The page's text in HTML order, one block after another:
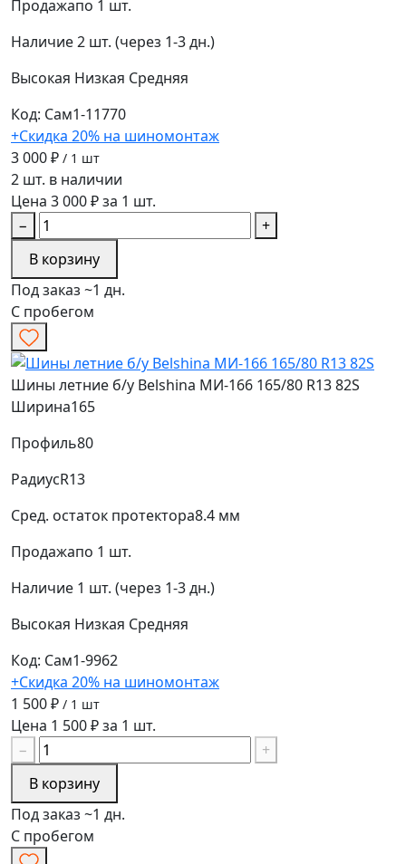
Продажапо 1 шт.
Наличие2 шт. (через 1-3 дн.)
Высокая Низкая Средняя
Код: Сам1-11770
+Скидка 20% на шиномонтаж
3 000 ₽ / 1 шт
2 шт. в наличии
Цена 3 000 ₽ за 1 шт.
−
+
В корзину
Под заказ ~1 дн.
С пробегом
Шины летние б/у Belshina МИ-166 165/80 R13 82S
Ширина165
Профиль80
РадиусR13
Сред. остаток протектора8.4 мм
Продажапо 1 шт.
Наличие 1 шт. (через 1-3 дн.)
Высокая Низкая Средняя
Код: Сам1-9962
+Скидка 20% на шиномонтаж
1 500 ₽ / 1 шт
Цена 1 500 ₽ за 1 шт.
−
+
В корзину
Под заказ ~1 дн.
С пробегом